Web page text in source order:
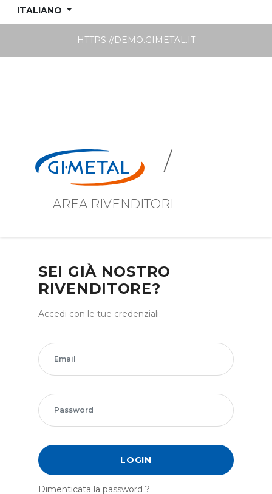
ITALIANO
HTTPS://DEMO.GIMETAL.IT
/
AREA RIVENDITORI
SEI GIÀ NOSTRO
RIVENDITORE?
Accedi con le tue credenziali.
LOGIN
Dimenticata la password ?